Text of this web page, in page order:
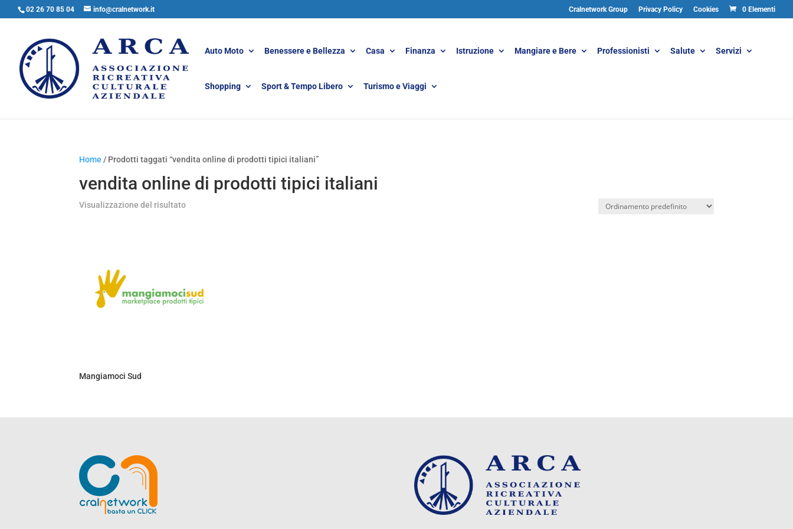
02 26 70 85 04 info@cralnetwork.it Cralnetwork Group Privacy Policy Cookies 0 Elementi
Auto Moto Benessere e Bellezza Casa Finanza Istruzione Mangiare e Bere Professionisti Salute Servizi
Shopping Sport & Tempo Libero Turismo e Viaggi
Home / Prodotti taggati “vendita online di prodotti tipici italiani”
vendita online di prodotti tipici italiani
Visualizzazione del risultato
Mangiamoci Sud